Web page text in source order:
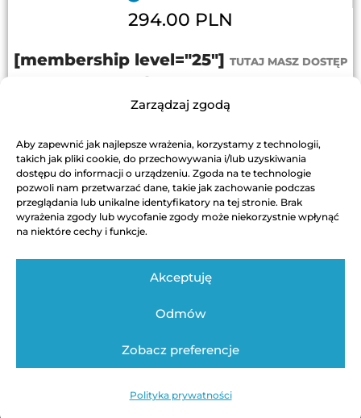
Zarządzaj zgodą
Aby zapewnić jak najlepsze wrażenia, korzystamy z technologii,
takich jak pliki cookie, do przechowywania i/lub uzyskiwania
dostępu do informacji o urządzeniu. Zgoda na te technologie
pozwoli nam przetwarzać dane, takie jak zachowanie podczas
przeglądania lub unikalne identyfikatory na tej stronie. Brak
wyrażenia zgody lub wycofanie zgody może niekorzystnie wpłynąć
na niektóre cechy i funkcje.
Akceptuję
Odmów
Zobacz preferencje
Polityka prywatności
294.00 PLN
[membership level="25"] TUTAJ MASZ DOSTĘP
[/membership]
DODAJ DO KOSZYKA
Autor strony: Swinickiwsieci / Bartosz Świnicki